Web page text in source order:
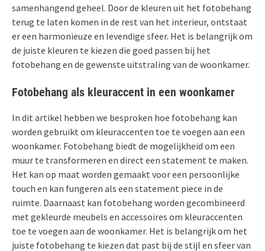
samenhangend geheel. Door de kleuren uit het fotobehang
terug te laten komen in de rest van het interieur, ontstaat
er een harmonieuze en levendige sfeer. Het is belangrijk om
de juiste kleuren te kiezen die goed passen bij het
fotobehang en de gewenste uitstraling van de woonkamer.
Fotobehang als kleuraccent in een woonkamer
In dit artikel hebben we besproken hoe fotobehang kan
worden gebruikt om kleuraccenten toe te voegen aan een
woonkamer. Fotobehang biedt de mogelijkheid om een
muur te transformeren en direct een statement te maken.
Het kan op maat worden gemaakt voor een persoonlijke
touch en kan fungeren als een statement piece in de
ruimte. Daarnaast kan fotobehang worden gecombineerd
met gekleurde meubels en accessoires om kleuraccenten
toe te voegen aan de woonkamer. Het is belangrijk om het
juiste fotobehang te kiezen dat past bij de stijl en sfeer van